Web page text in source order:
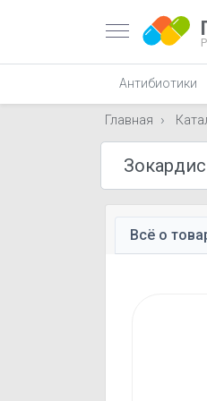
Антибиотики
Главная
Всё о